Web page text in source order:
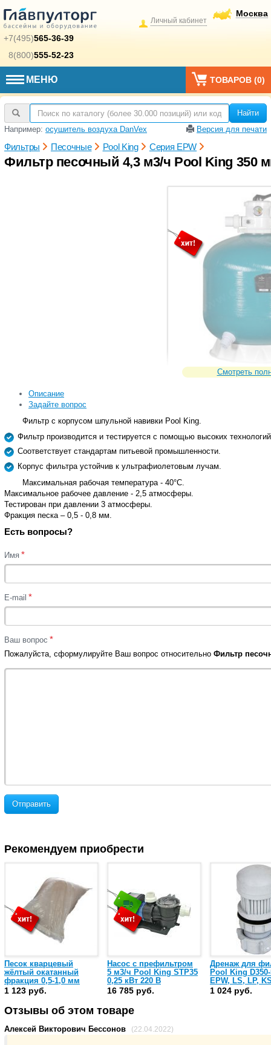
+7(495)565-36-39
8(800)555-52-23
Москва
Личный кабинет
МЕНЮ ТОВАРОВ (0)
Найти
Например: осушитель воздуха DanVex Версия для печати
Фильтры Песочные Pool King Серия EPW
Фильтр песочный 4,3 м3/ч Pool King 350
Код товара:10277 Сравнить
Смотреть
Описание
Задайте вопрос
Фильтр с корпусом шпульной навивки Pool King.
Фильтр производится и тестируется с помощью высоких
Соответствует стандартам питьевой промышленности.
Корпус фильтра устойчив к ультрафиолетовым лучам.
Максимальная рабочая температура - 40°С.
Максимальное рабочее давление - 2,5 атмосферы.
Тестирован при давлении 3 атмосферы.
Фракция песка – 0,5 - 0,8 мм.
Есть вопросы?
Имя *
E-mail *
Ваш вопрос *
Пожалуйста, сформулируйте Ваш вопрос относительно Фильтр
Отправить
Рекомендуем приобрести
Песок кварцевый
жёлтый окатанный
фракция 0,5-1,0 мм
(мешок 25 кг)
1 123 руб.
Насос с префильтром
5 м3/ч Pool King STP35
0,25 кВт 220 В
16 785 руб.
Дренаж для
Pool King
EPW, LS, LP,
HP400-900,
(02-0111)
1 024 руб.
Отзывы об этом товаре
Алексей Викторович Бессонов (22.04.2022)